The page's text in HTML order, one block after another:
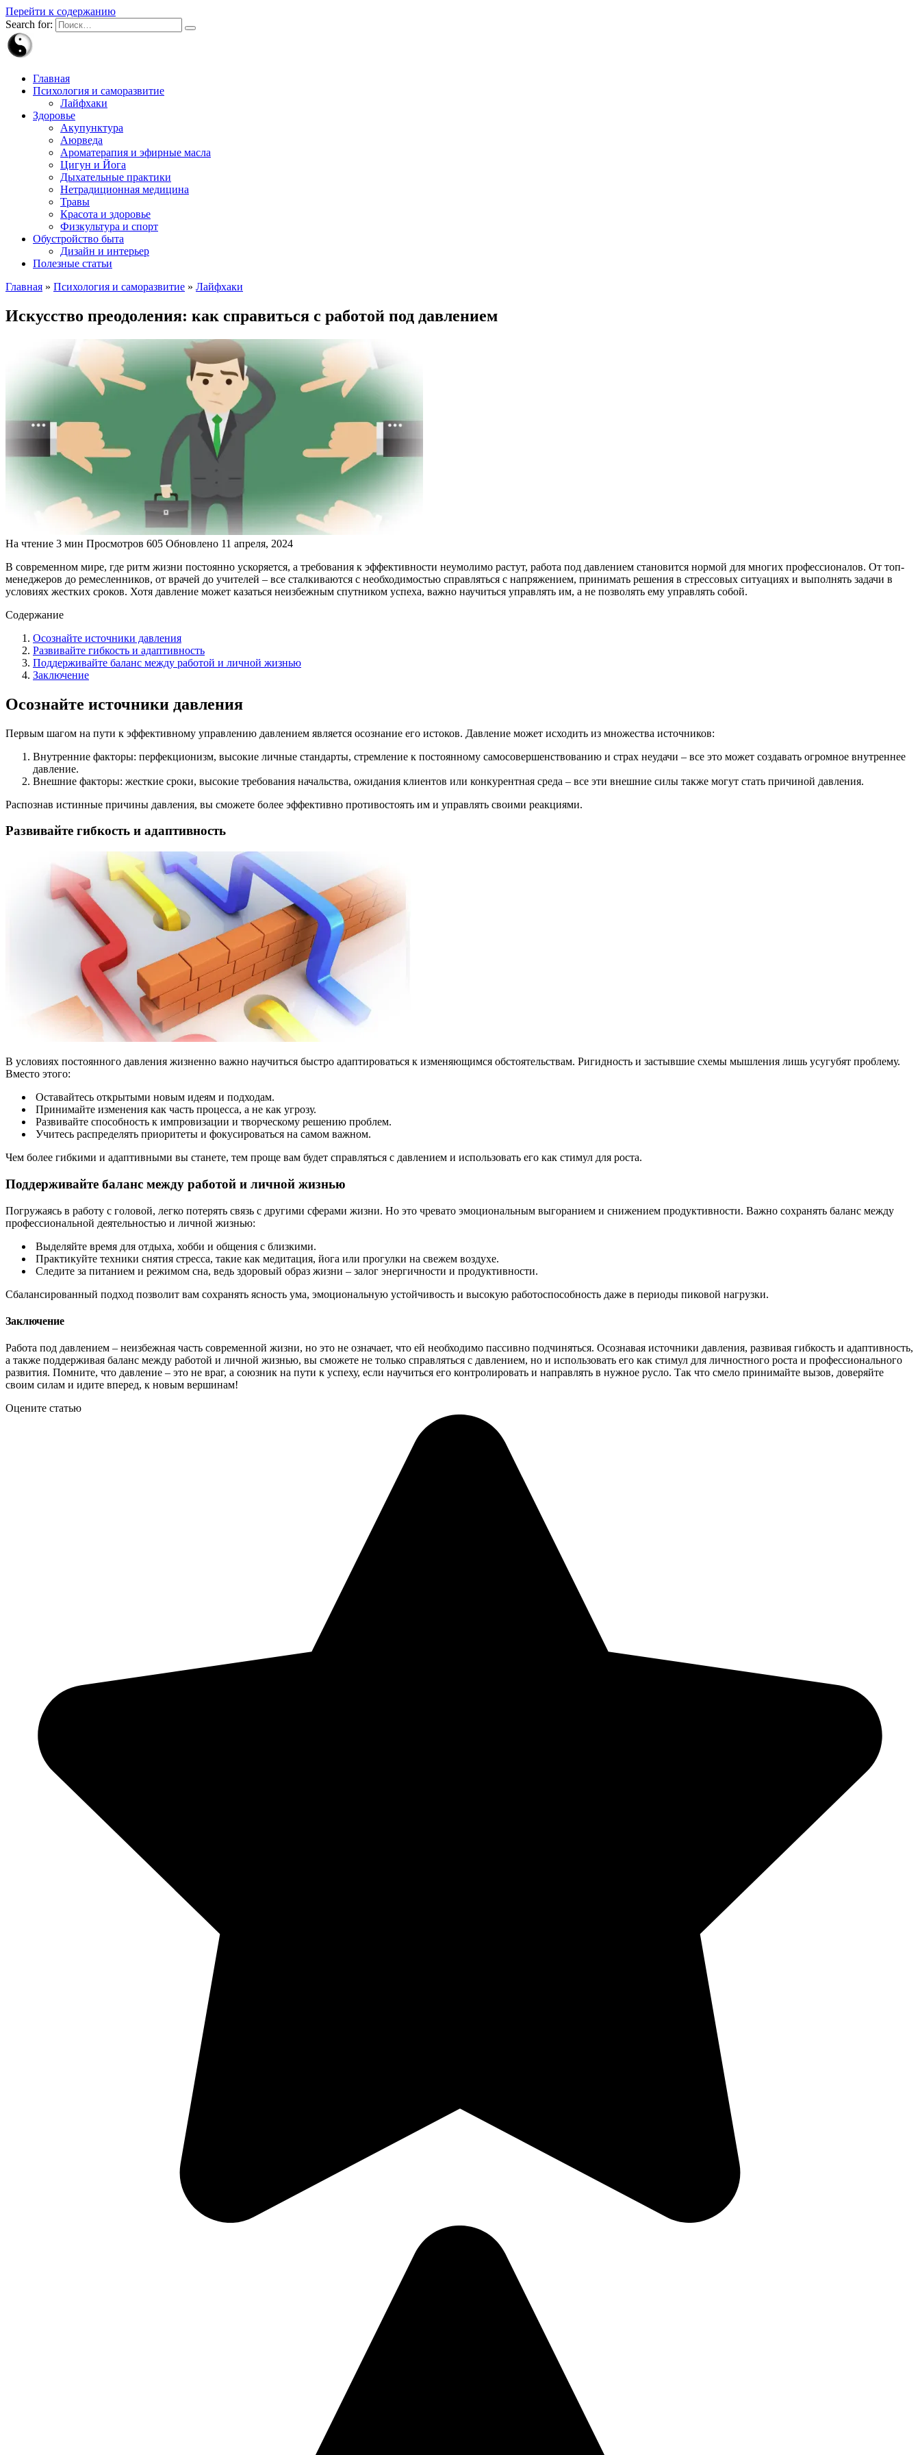
Перейти к содержанию
Search for:
Главная
Психология и саморазвитие
Лайфхаки
Здоровье
Акупунктура
Аюрведа
Ароматерапия и эфирные масла
Цигун и Йога
Дыхательные практики
Нетрадиционная медицина
Травы
Красота и здоровье
Физкультура и спорт
Обустройство быта
Дизайн и интерьер
Полезные статьи
Главная » Психология и саморазвитие » Лайфхаки
Искусство преодоления: как справиться с работой под давлением
На чтение 3 мин Просмотров 605 Обновлено 11 апреля, 2024
В современном мире, где ритм жизни постоянно ускоряется, а требования к эффективности неумолимо растут, работа под давлением становится нормой для многих профессионалов. От топ-
менеджеров до ремесленников, от врачей до учителей – все сталкиваются с необходимостью справляться с напряжением, принимать решения в стрессовых ситуациях и выполнять задачи в
условиях жестких сроков. Хотя давление может казаться неизбежным спутником успеха, важно научиться управлять им, а не позволять ему управлять собой.
Содержание
Осознайте источники давления
Развивайте гибкость и адаптивность
Поддерживайте баланс между работой и личной жизнью
Заключение
Осознайте источники давления
Первым шагом на пути к эффективному управлению давлением является осознание его истоков. Давление может исходить из множества источников:
Внутренние факторы: перфекционизм, высокие личные стандарты, стремление к постоянному самосовершенствованию и страх неудачи – все это может создавать огромное внутреннее
давление.
Внешние факторы: жесткие сроки, высокие требования начальства, ожидания клиентов или конкурентная среда – все эти внешние силы также могут стать причиной давления.
Распознав истинные причины давления, вы сможете более эффективно противостоять им и управлять своими реакциями.
Развивайте гибкость и адаптивность
В условиях постоянного давления жизненно важно научиться быстро адаптироваться к изменяющимся обстоятельствам. Ригидность и застывшие схемы мышления лишь усугубят проблему.
Вместо этого:
Оставайтесь открытыми новым идеям и подходам.
Принимайте изменения как часть процесса, а не как угрозу.
Развивайте способность к импровизации и творческому решению проблем.
Учитесь распределять приоритеты и фокусироваться на самом важном.
Чем более гибкими и адаптивными вы станете, тем проще вам будет справляться с давлением и использовать его как стимул для роста.
Поддерживайте баланс между работой и личной жизнью
Погружаясь в работу с головой, легко потерять связь с другими сферами жизни. Но это чревато эмоциональным выгоранием и снижением продуктивности. Важно сохранять баланс между
профессиональной деятельностью и личной жизнью:
Выделяйте время для отдыха, хобби и общения с близкими.
Практикуйте техники снятия стресса, такие как медитация, йога или прогулки на свежем воздухе.
Следите за питанием и режимом сна, ведь здоровый образ жизни – залог энергичности и продуктивности.
Сбалансированный подход позволит вам сохранять ясность ума, эмоциональную устойчивость и высокую работоспособность даже в периоды пиковой нагрузки.
Заключение
Работа под давлением – неизбежная часть современной жизни, но это не означает, что ей необходимо пассивно подчиняться. Осознавая источники давления, развивая гибкость и адаптивность,
а также поддерживая баланс между работой и личной жизнью, вы сможете не только справляться с давлением, но и использовать его как стимул для личностного роста и профессионального
развития. Помните, что давление – это не враг, а союзник на пути к успеху, если научиться его контролировать и направлять в нужное русло. Так что смело принимайте вызов, доверяйте
своим силам и идите вперед, к новым вершинам!
Оцените статью